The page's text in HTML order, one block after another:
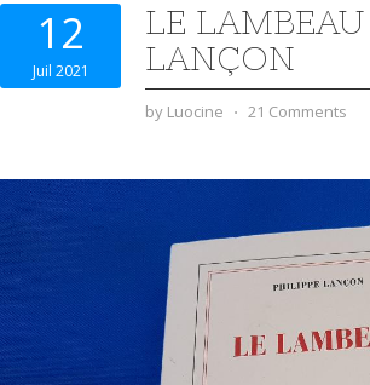
12
Juil 2021
LE
LANÇON
by Luocine ⋅ 21 Comments